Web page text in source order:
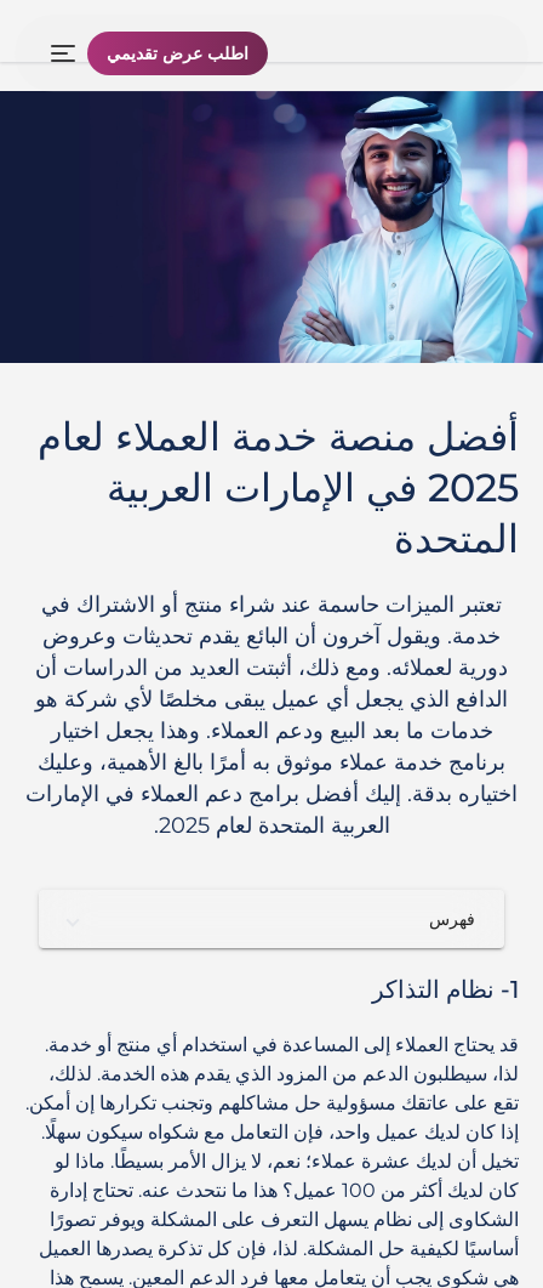
اطلب عرض تقديمي
أفضل منصة خدمة العملاء لعام
2025 في الإمارات العربية
المتحدة
تعتبر الميزات حاسمة عند شراء منتج أو الاشتراك في
خدمة. ويقول آخرون أن البائع يقدم تحديثات وعروض
دورية لعملائه. ومع ذلك، أثبتت العديد من الدراسات أن
الدافع الذي يجعل أي عميل يبقى مخلصًا لأي شركة هو
خدمات ما بعد البيع ودعم العملاء. وهذا يجعل اختيار
برنامج خدمة عملاء موثوق به أمرًا بالغ الأهمية، وعليك
اختياره بدقة. إليك أفضل برامج دعم العملاء في الإمارات
العربية المتحدة لعام 2025.
فهرس
1- نظام التذاكر
قد يحتاج العملاء إلى المساعدة في استخدام أي منتج أو خدمة.
لذا، سيطلبون الدعم من المزود الذي يقدم هذه الخدمة. لذلك،
تقع على عاتقك مسؤولية حل مشاكلهم وتجنب تكرارها إن أمكن.
إذا كان لديك عميل واحد، فإن التعامل مع شكواه سيكون سهلًا.
تخيل أن لديك عشرة عملاء؛ نعم، لا يزال الأمر بسيطًا. ماذا لو
كان لديك أكثر من 100 عميل؟ هذا ما نتحدث عنه. تحتاج إدارة
الشكاوى إلى نظام يسهل التعرف على المشكلة ويوفر تصورًا
أساسيًا لكيفية حل المشكلة. لذا، فإن كل تذكرة يصدرها العميل
هي شكوى يجب أن يتعامل معها فرد الدعم المعين. يسمح هذا